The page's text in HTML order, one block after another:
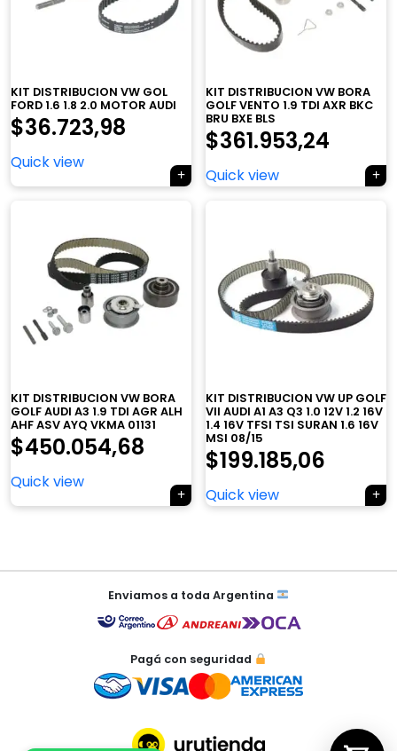
KIT DISTRIBUCION VW GOL
FORD 1.6 1.8 2.0 MOTOR AUDI
$36.723,98
Quick view
KIT DISTRIBUCION VW BORA
GOLF VENTO 1.9 TDI AXR BKC
BRU BXE BLS
$361.953,24
Quick view
KIT DISTRIBUCION VW BORA
GOLF AUDI A3 1.9 TDI AGR ALH
AHF ASV AYQ VKMA 01131
$450.054,68
Quick view
KIT DISTRIBUCION VW UP GOLF
VII AUDI A1 A3 Q3 1.0 12V 1.2 16V
1.4 16V TFSI TSI SURAN 1.6 16V
MSI 08/15
$199.185,06
Quick view
entradas
Enviamos a toda Argentina
Pagá con seguridad
Tu carrito está vacío.